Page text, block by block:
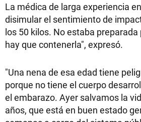
La médica de larga experiencia
disimular el sentimiento de
los 50 kilos. No estaba
hay que contenerla", expresó.
"Una nena de esa edad tiene
porque no tiene el cuerpo
el embarazo. Ayer salvamos la
años, que está en buen estado